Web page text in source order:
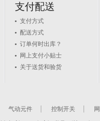
支付配送
支付方式
配送方式
订单何时出库？
网上支付小贴士
关于送货和验货
气动元件 控制开关